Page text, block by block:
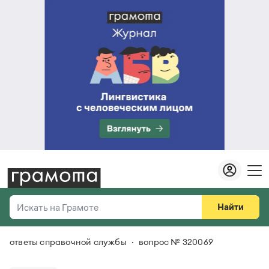
Искать на Грамоте
Справочная служба
Найти
Везде
ответы справочной службы вопрос № 320069